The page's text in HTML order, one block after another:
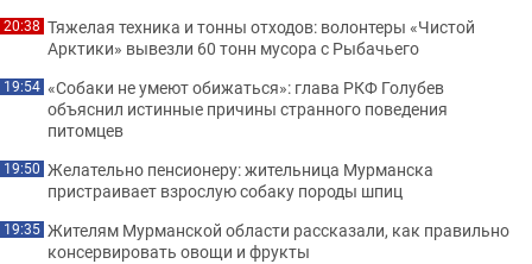
20:38 Тяжелая техника и тонны отходов: волонтеры «Чистой
Арктики» вывезли 60 тонн мусора с Рыбачьего
19:54 «Собаки не умеют обижаться»: глава РКФ Голубев
объяснил истинные причины странного поведения
питомцев
19:50 Желательно пенсионеру: жительница Мурманска
пристраивает взрослую собаку породы шпиц
19:35 Жителям Мурманской области рассказали, как правильно
консервировать овощи и фрукты